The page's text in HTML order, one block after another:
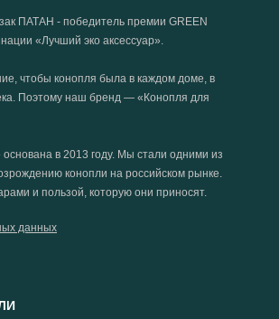
ПАТАН - победитель премии GREEN
«Лучший эко аксессуар».
чтобы конопля была в каждом доме, в
Поэтому наш бренд — «Конопля для
в 2013 году. Мы стали одними из
конопли на российском рынке.
и пользой, которую они приносят.
данных